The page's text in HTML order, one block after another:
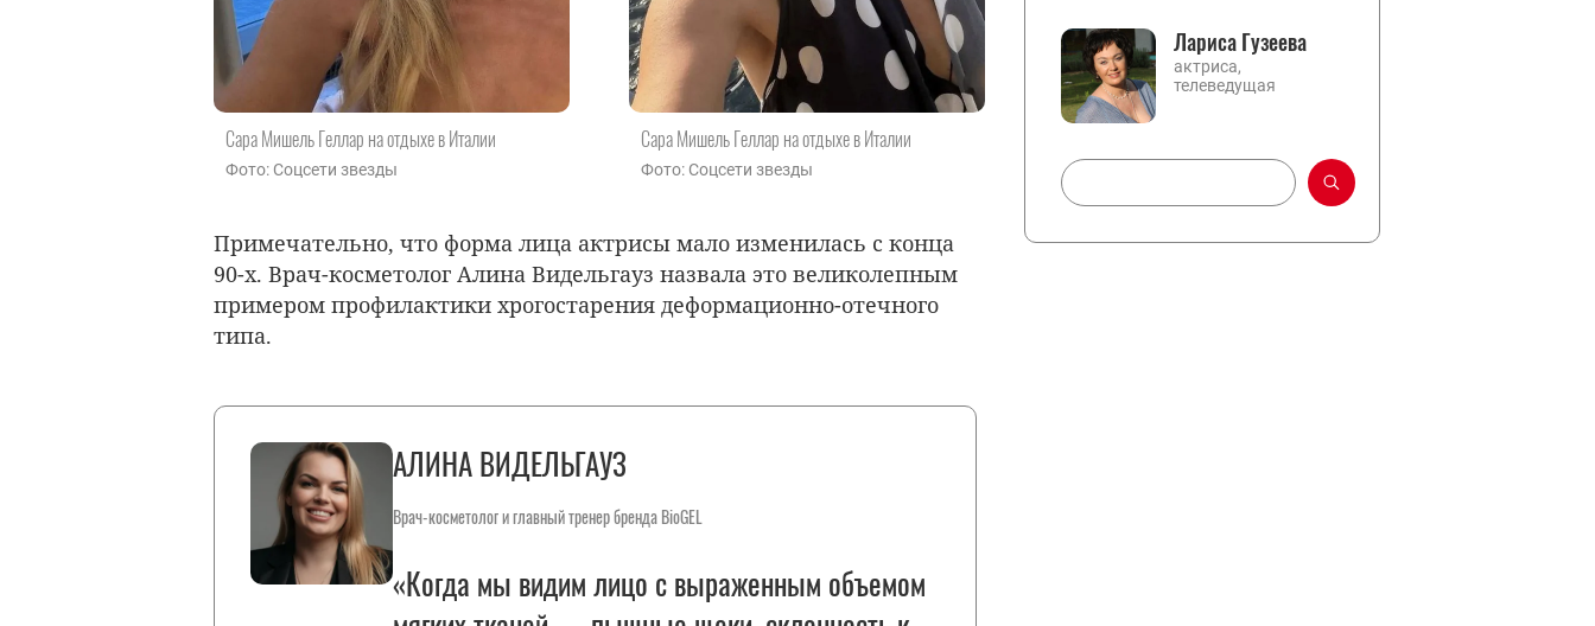
Сара Мишель Геллар на отдыхе в Италии
Фото: Соцсети звезды
Сара Мишель Геллар на отдыхе в Италии
Фото: Соцсети звезды
Примечательно, что форма лица актрисы мало изменилась с конца
90-х. Врач-косметолог Алина Видельгауз назвала это великолепным
примером профилактики хрогостарения деформационно-отечного
типа.
АЛИНА ВИДЕЛЬГАУЗ
Врач-косметолог и главный тренер бренда BioGEL
«Когда мы видим лицо с выраженным объемом
Лариса Гузеева
актриса,
телеведущая